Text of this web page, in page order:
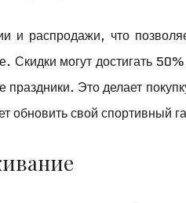
и распродажи, что
Скидки могут достигать
праздники. Это делает
обновить свой спортивный